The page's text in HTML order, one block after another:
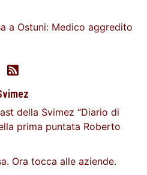
a Ostuni: Medico aggredito
della Svimez “Diario di
prima puntata Roberto
Ora tocca alle aziende.